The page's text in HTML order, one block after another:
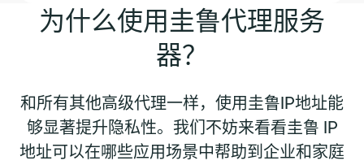
为什么使用圭鲁代理服务
器？
和所有其他高级代理一样，使用圭鲁IP地址能
够显著提升隐私性。我们不妨来看看圭鲁 IP
地址可以在哪些应用场景中帮助到企业和家庭